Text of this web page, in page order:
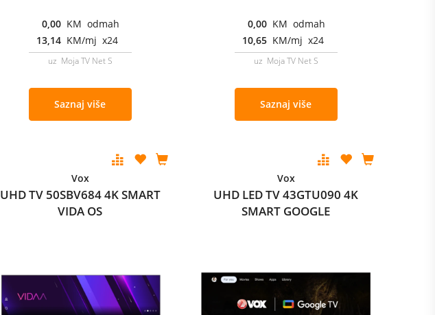
0,00 KM odmah
13,14 KM/mj x24
uz Moja TV Net S
Saznaj više
0,00 KM odmah
10,65 KM/mj x24
uz Moja TV Net S
Saznaj više
Vox
UHD TV 50SBV684 4K SMART
VIDA OS
Vox
UHD LED TV 43GTU090 4K
SMART GOOGLE